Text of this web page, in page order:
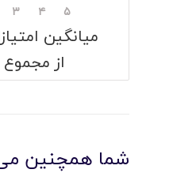
۳ ۴ ۵
میانگین
از مجموع
شما همچنین می